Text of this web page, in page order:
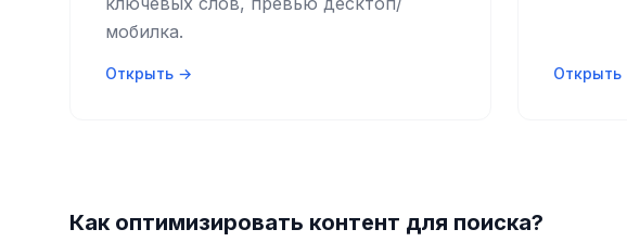
мобилка.
Открыть → Открыть
Как оптимизировать контент для поиска?